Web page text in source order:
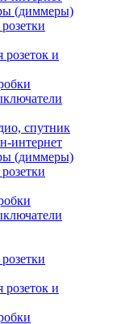
(диммеры)
розеток и
спутник
интернет
(диммеры)
розеток и